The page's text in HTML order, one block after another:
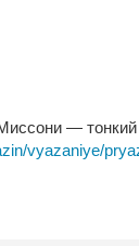
—
vyazaniye/